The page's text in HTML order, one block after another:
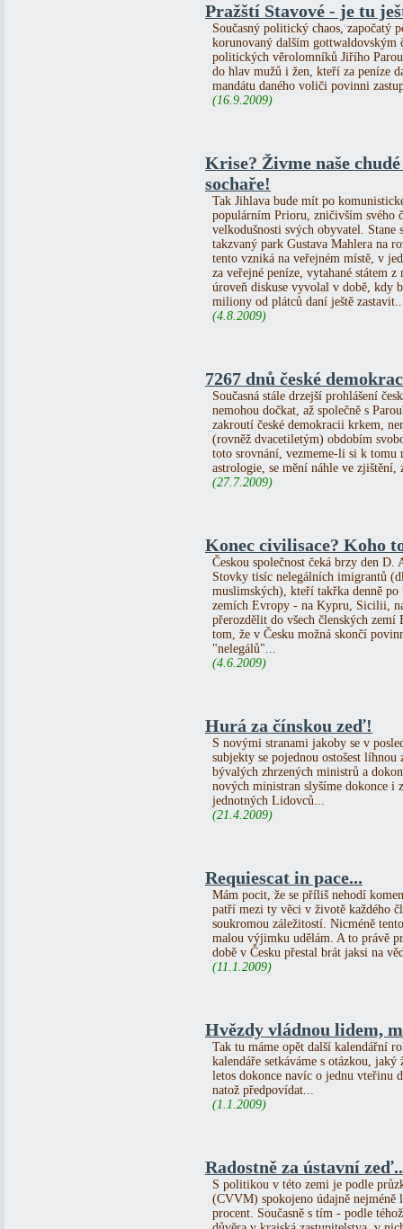
Pražští Stavové - je tu
Současný politický chaos, započatý
korunovaný dalším gottwaldovským
politických věrolomníků Jiřího
do hlav mužů i žen, kteří za peníze
mandátu daného voliči povinni
(16.9.2009)
Krise? Živme naše
sochaře!
Tak Jihlava bude mít po
populárním Prioru, zničivším svého
velkodušnosti svých obyvatel.
takzvaný park Gustava Mahlera na
tento vzniká na veřejném místě, v
za veřejné peníze, vytahané státem
úroveň diskuse vyvolal v době, kdy
miliony od plátců daní ještě
(4.8.2009)
7267 dnů české
Současná stále drzejší prohlášení
nemohou dočkat, až společně s
zakroutí české demokracii krkem,
(rovněž dvacetiletým) obdobím
toto srovnání, vezmeme-li si k tomu
astrologie, se mění náhle ve
(27.7.2009)
Konec civilisace? Koho
Českou společnost čeká brzy den D.
Stovky tisíc nelegálních imigrantů
muslimských), kteří takřka denně
zemích Evropy - na Kypru, Sicilii,
přerozdělit do všech členských zemí
tom, že v Česku možná skončí
"nelegálů"...
(4.6.2009)
Hurá za čínskou zeď!
S novými stranami jakoby se v
subjekty se pojednou ostošest
bývalých zhrzených ministrů a
nových ministran slyšíme dokonce i
jednotných Lidovců...
(21.4.2009)
Requiescat in pace...
Mám pocit, že se příliš nehodí
patří mezi ty věci v životě každého
soukromou záležitostí. Nicméně
malou výjimku udělám. A to právě
době v Česku přestal brát jaksi na
(11.1.2009)
Hvězdy vládnou lidem,
Tak tu máme opět další kalendářní
kalendáře setkáváme s otázkou,
letos dokonce navíc o jednu vteřinu
natož předpovídat...
(1.1.2009)
Radostně za ústavní
S politikou v této zemi je podle
(CVVM) spokojeno údajně
procent. Současně s tím - podle